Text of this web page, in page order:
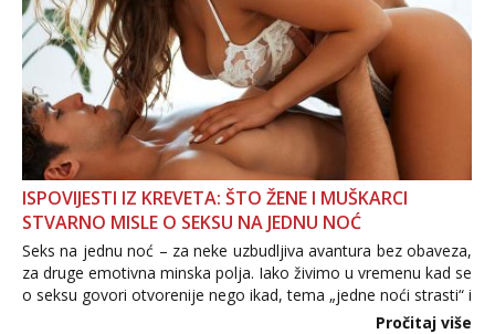
ISPOVIJESTI IZ KREVETA: ŠTO ŽENE I MUŠKARCI
STVARNO MISLE O SEKSU NA JEDNU NOĆ
Seks na jednu noć – za neke uzbudljiva avantura bez obaveza,
za druge emotivna minska polja. Iako živimo u vremenu kad se
o seksu govori otvorenije nego ikad, tema „jedne noći strasti“ i
dalje izaziva burne rasprave. Što zapravo misle žene, a što
Pročitaj više